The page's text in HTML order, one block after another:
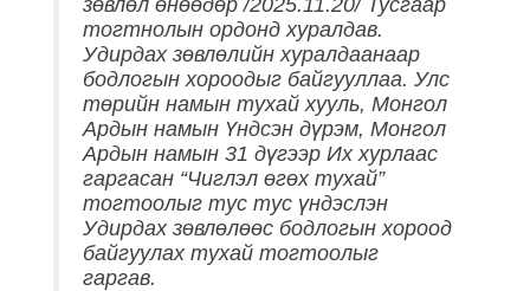
тогтнолын ордонд хуралдав.
Удирдах зөвлөлийн хуралдаанаар
бодлогын хороодыг байгууллаа. Улс
төрийн намын тухай хууль, Монгол
Ардын намын Үндсэн дүрэм, Монгол
Ардын намын 31 дүгээр Их хурлаас
гаргасан “Чиглэл өгөх тухай”
тогтоолыг тус тус үндэслэн
Удирдах зөвлөлөөс бодлогын хороод
байгуулах тухай тогтоолыг
гаргав.